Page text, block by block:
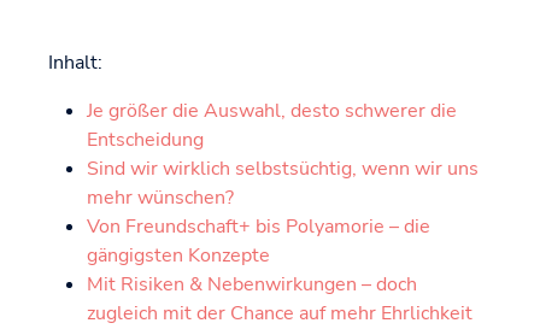
Inhalt:
Je größer die Auswahl, desto schwerer die
Entscheidung
Sind wir wirklich selbstsüchtig, wenn wir uns
mehr wünschen?
Von Freundschaft+ bis Polyamorie – die
gängigsten Konzepte
Mit Risiken & Nebenwirkungen – doch
zugleich mit der Chance auf mehr Ehrlichkeit